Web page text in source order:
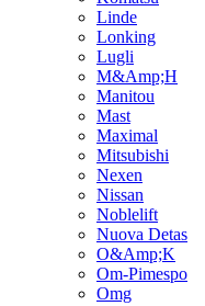
Linde
Lonking
Lugli
M&Amp;H
Manitou
Mast
Maximal
Mitsubishi
Nexen
Nissan
Noblelift
Nuova Detas
O&Amp;K
Om-Pimespo
Omg